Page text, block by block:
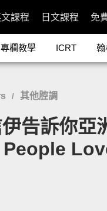
課程 日文課程 免
專欄教學 ICRT 翰
/ 其他腔調
告訴你